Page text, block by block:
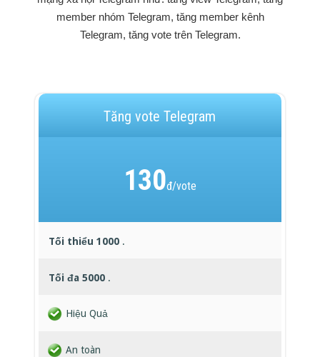
member nhóm Telegram, tăng member kênh
Telegram, tăng vote trên Telegram.
Tăng vote Telegram
130đ/vote
Tối thiểu 1000 .
Tối đa 5000 .
Hiệu Quả
An toàn